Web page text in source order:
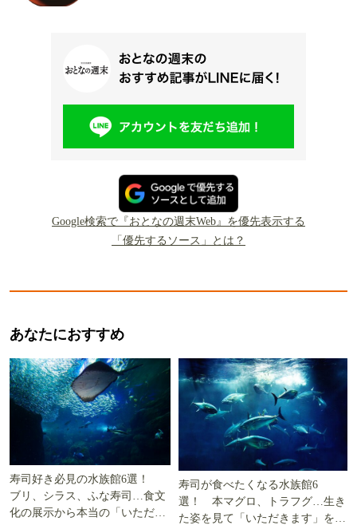
Google検索で『おとなの週末Web』を優先表示する
「優先するソース」とは？
あなたにおすすめ
寿司好き必見の水族館6選！
ブリ、シラス、ふな寿司…食文
化の展示から本当の「いただき
寿司が食べたくなる水族館6
選！ 本マグロ、トラフグ…生き
た姿を見て「いただきます」を考